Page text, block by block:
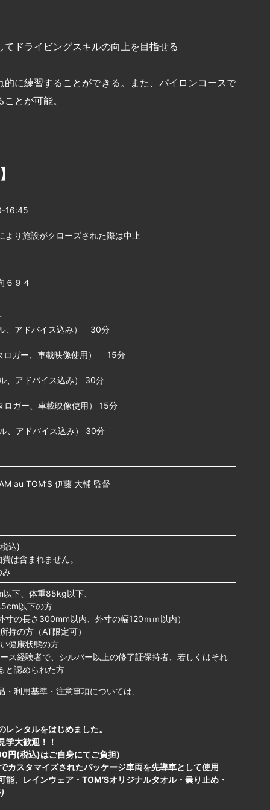
ドライビングスキルの向上を目指せる
に練習することができる。また、パイロンコースで
とが可能。
16:45
より施設がクローズされた際は中止
６９４
、アドバイス込み） 30分
ロガー、車載映像使用） 15分
、アドバイス込み） 30分
ロガー、車載映像使用） 15分
、アドバイス込み） 30分
au TOM’S 伊藤 大輔 監督
込)
は含まれません。
み
下、体重85kg以下、
以下の方
寸の長さ300mm以内、外寸の幅120ｍｍ以内）
の方（AT限定可）
健康状態の方
経験者で、シルバー以上の修了証保持者、若しくはそれ
と認められた方
利用基準・注意事項については、
ンタルをはじめました。
大歓迎！！
円(税込)はご自身にてご負担)
カスタマイズされたパッケージ車両を先導車として使用
、レインウェア・TOM’Sオリジナルタオル・曇り止め・